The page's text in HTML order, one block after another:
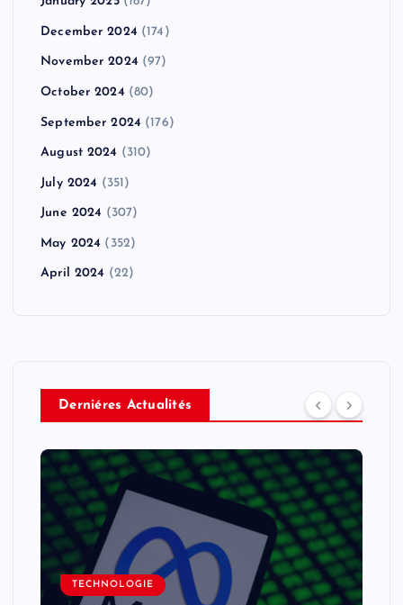
December 2024 (174)
November 2024 (97)
October 2024 (80)
September 2024 (176)
August 2024 (310)
July 2024 (351)
June 2024 (307)
May 2024 (352)
April 2024 (22)
Derniéres Actualités
TECHNOLOGIE